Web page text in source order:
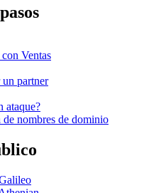
Ventas
partner
ataque?
de nombres de dominio